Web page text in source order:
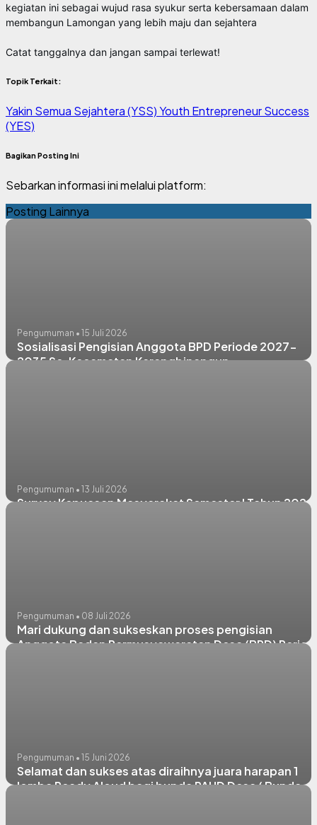
kegiatan ini sebagai wujud rasa syukur serta kebersamaan dalam
membangun Lamongan yang lebih maju dan sejahtera
Catat tanggalnya dan jangan sampai terlewat!
Topik Terkait:
Yakin Semua Sejahtera (YSS)Youth Entrepreneur Success
(YES)
Bagikan Posting Ini
Sebarkan informasi ini melalui platform:
Posting Lainnya
Pengumuman • 15 Juli 2026
Sosialisasi Pengisian Anggota BPD Periode 2027-
2035 Se-Kecamatan Karangbinangun
Pengumuman • 13 Juli 2026
Survey Kepuasan Masyarakat Semester I Tahun 2026
Pengumuman • 08 Juli 2026
Mari dukung dan sukseskan proses pengisian
Anggota Badan Permusyawaratan Desa (BPD)
Pengumuman • 15 Juni 2026
Selamat dan sukses atas diraihnya juara harapan 1
lomba Ready Aloud bagi bunda PAUD Desa ( Bunda